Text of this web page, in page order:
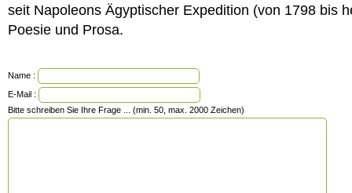
seit Napoleons Ägyptischer Expedition (von 1798 bis
Poesie und Prosa.
Name :
E-Mail :
Bitte schreiben Sie Ihre Frage ... (min. 50, max. 2000 Zeichen)